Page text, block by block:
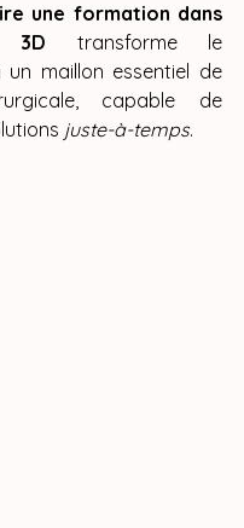
une formation dans
3D transforme le
un maillon essentiel de
capable de
juste-à-temps.